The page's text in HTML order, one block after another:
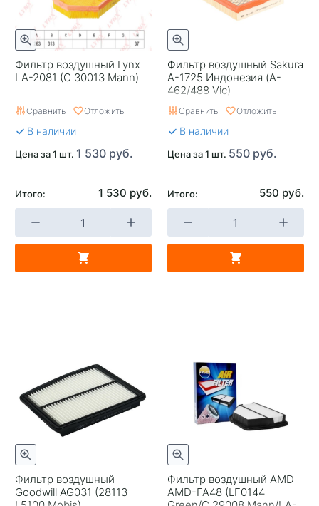
Фильтр воздушный Lynx
LA-2081 (C 30013 Mann)
Сравнить Отложить
В наличии
Цена за 1 шт. 1 530 руб.
Итого: 1 530 руб.
Фильтр воздушный Sakura
A-1725 Индонезия (A-
462/488 Vic)
Сравнить Отложить
В наличии
Цена за 1 шт. 550 руб.
Итого: 550 руб.
Фильтр воздушный
Goodwill AG031 (28113
Фильтр воздушный AMD
AMD-FA48 (LF0144